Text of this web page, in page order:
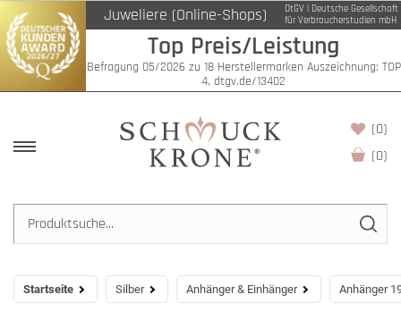
Juweliere (Online-Shops)
DtGV | Deutsche Gesellschaft
für Verbraucherstudien mbH
Top Preis/Leistung
Befragung 05/2026 zu 18 Herstellermarken Auszeichnung: TOP
4, dtgv.de/13402
(0)
(0)
Startseite Silber Anhänger & Einhänger Anhänger